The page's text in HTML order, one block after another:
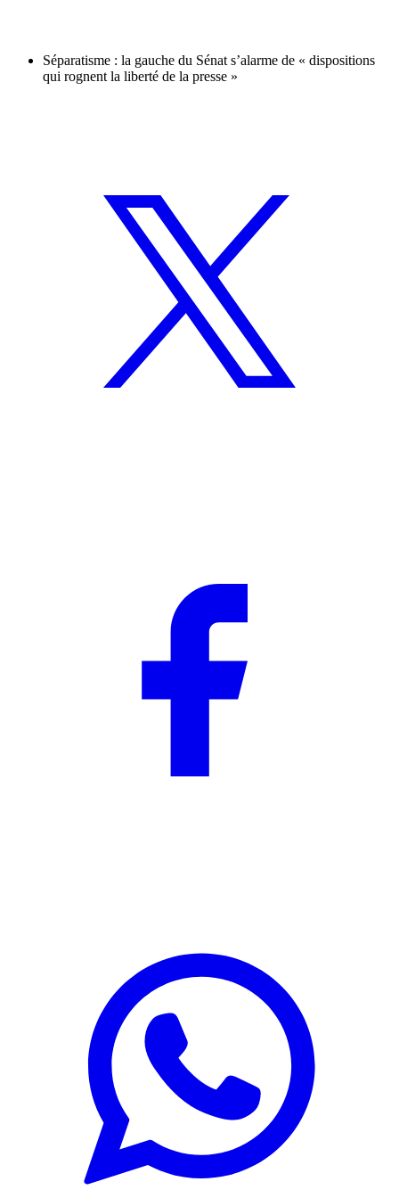
Séparatisme : la gauche du Sénat s’alarme de « dispositions
qui rognent la liberté de la presse »